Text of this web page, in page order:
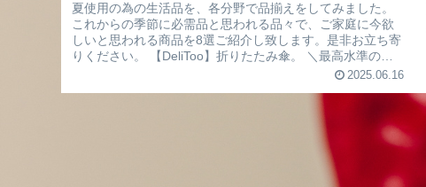
夏使用の為の生活品を、各分野で品揃えをしてみました。
これからの季節に必需品と思われる品々で、ご家庭に今欲
しいと思われる商品を8選ご紹介し致します。是非お立ち寄
りください。 【DeliToo】折りたたみ傘。 ＼最高水準の日
2025.06.16